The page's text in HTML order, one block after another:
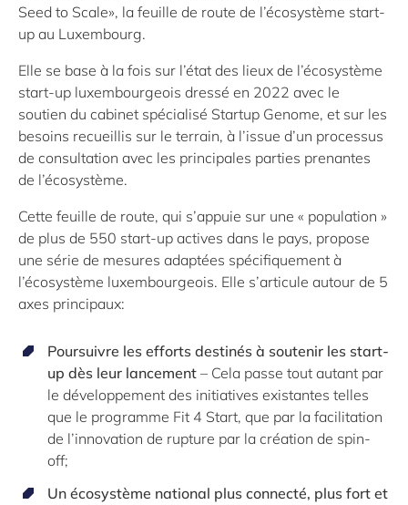
Seed to Scale», la feuille de route de l’écosystème start-
up au Luxembourg.
Elle se base à la fois sur l’état des lieux de l’écosystème
start-up luxembourgeois dressé en 2022 avec le
soutien du cabinet spécialisé Startup Genome, et sur les
besoins recueillis sur le terrain, à l’issue d’un processus
de consultation avec les principales parties prenantes
de l’écosystème.
Cette feuille de route, qui s’appuie sur une « population »
de plus de 550 start-up actives dans le pays, propose
une série de mesures adaptées spécifiquement à
l’écosystème luxembourgeois. Elle s’articule autour de 5
axes principaux:
Poursuivre les efforts destinés à soutenir les start-
up dès leur lancement – Cela passe tout autant par
le développement des initiatives existantes telles
que le programme Fit 4 Start, que par la facilitation
de l’innovation de rupture par la création de spin-
off;
Un écosystème national plus connecté, plus fort et